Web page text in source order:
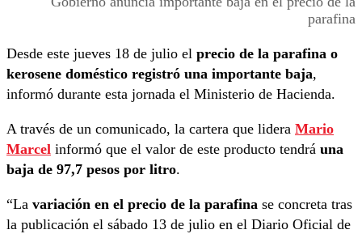
parafina
Desde este jueves 18 de julio el precio de la parafina o
kerosene doméstico registró una importante baja,
informó durante esta jornada el Ministerio de Hacienda.
A través de un comunicado, la cartera que lidera Mario
Marcel informó que el valor de este producto tendrá una
baja de 97,7 pesos por litro.
“La variación en el precio de la parafina se concreta tras
la publicación el sábado 13 de julio en el Diario Oficial de